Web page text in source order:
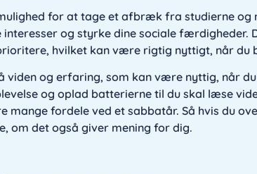
for at tage et afbræk fra studierne og
interesser og styrke dine sociale færdigheder.
hvilket kan være rigtig nyttigt, når du
viden og erfaring, som kan være nyttig, når
og oplad batterierne til du skal læse
mange fordele ved et sabbatår. Så hvis du
om det også giver mening for dig.